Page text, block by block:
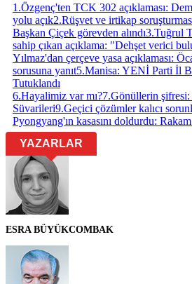
1 .Özgenç'ten TCK 302 açıklaması:
yolu açık2.Rüşvet ve irtikap
Başkan Çiçek görevden alındı3.Tuğrul
sahip çıkan açıklama: "Dehşet verici
Yılmaz'dan çerçeve yasa açıklaması:
sorusuna yanıt5.Manisa: YENİ Parti İl
Tutuklandı
6.Hayalimiz var mı?7.Gönüllerin şifresi:
Süvarileri9.Geçici çözümler kalıcı
Pyongyang'ın kasasını doldurdu:
YAZARLAR
ESRA BÜYÜKCOMBAK